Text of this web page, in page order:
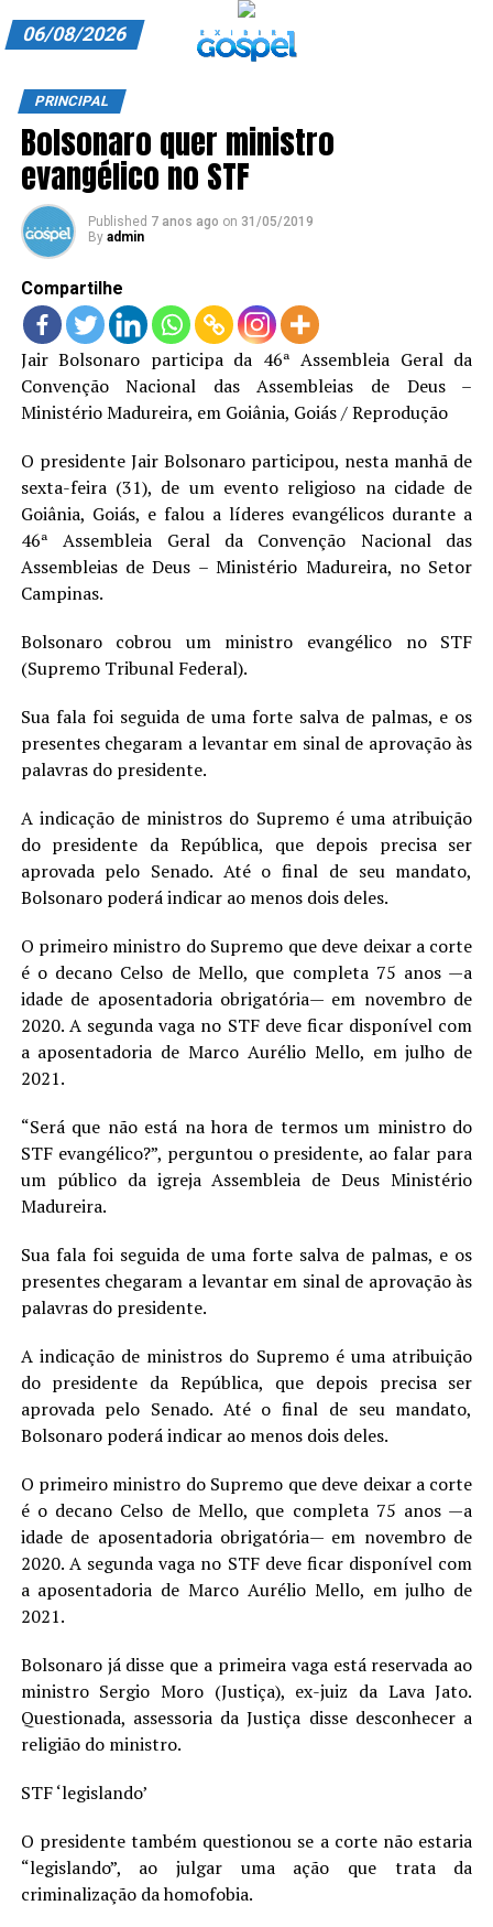
ANUNCIE CONOSCO
ASSINE
CARRINHO
ENTREVISTAS
EXPEDIENTE
FINALIZAR COMPRA
HOME
LANÇAMENTOS
06/08/2026
PRINCIPAL
Bolsonaro quer ministro
evangélico no STF
Published 7 anos ago on 31/05/2019
By admin
Compartilhe
Jair Bolsonaro participa da 46ª Assembleia Geral da
Convenção Nacional das Assembleias de Deus –
Ministério Madureira, em Goiânia, Goiás / Reprodução
O presidente Jair Bolsonaro participou, nesta manhã de
sexta-feira (31), de um evento religioso na cidade de
Goiânia, Goiás, e falou a líderes evangélicos durante a
46ª Assembleia Geral da Convenção Nacional das
Assembleias de Deus – Ministério Madureira, no Setor
Campinas.
Bolsonaro cobrou um ministro evangélico no STF
(Supremo Tribunal Federal).
Sua fala foi seguida de uma forte salva de palmas, e os
presentes chegaram a levantar em sinal de aprovação às
palavras do presidente.
A indicação de ministros do Supremo é uma atribuição
do presidente da República, que depois precisa ser
aprovada pelo Senado. Até o final de seu mandato,
Bolsonaro poderá indicar ao menos dois deles.
O primeiro ministro do Supremo que deve deixar a corte
é o decano Celso de Mello, que completa 75 anos —a
idade de aposentadoria obrigatória— em novembro de
2020. A segunda vaga no STF deve ficar disponível com
a aposentadoria de Marco Aurélio Mello, em julho de
2021.
“Será que não está na hora de termos um ministro do
STF evangélico?”, perguntou o presidente, ao falar para
um público da igreja Assembleia de Deus Ministério
Madureira.
Sua fala foi seguida de uma forte salva de palmas, e os
presentes chegaram a levantar em sinal de aprovação às
palavras do presidente.
A indicação de ministros do Supremo é uma atribuição
do presidente da República, que depois precisa ser
aprovada pelo Senado. Até o final de seu mandato,
Bolsonaro poderá indicar ao menos dois deles.
O primeiro ministro do Supremo que deve deixar a corte
é o decano Celso de Mello, que completa 75 anos —a
idade de aposentadoria obrigatória— em novembro de
2020. A segunda vaga no STF deve ficar disponível com
a aposentadoria de Marco Aurélio Mello, em julho de
2021.
Bolsonaro já disse que a primeira vaga está reservada ao
ministro Sergio Moro (Justiça), ex-juiz da Lava Jato.
Questionada, assessoria da Justiça disse desconhecer a
religião do ministro.
STF ‘legislando’
O presidente também questionou se a corte não estaria
“legislando”, ao julgar uma ação que trata da
criminalização da homofobia.